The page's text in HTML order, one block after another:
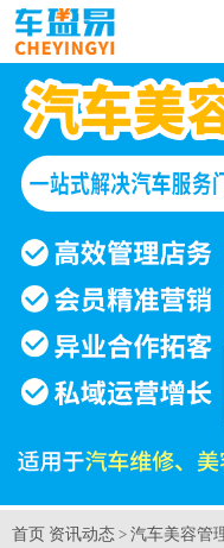
首页 资讯动态 > 汽车美容管